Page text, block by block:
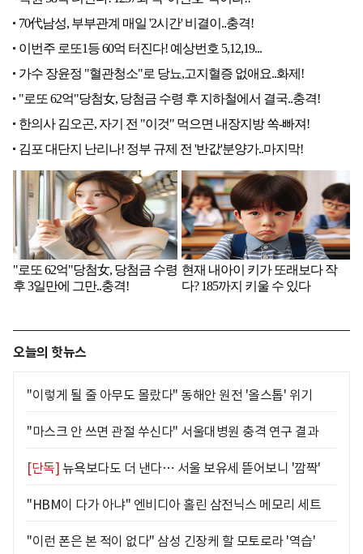
오늘의 핫뉴스
"이렇게 될 줄 아무도 몰랐다" 동해안 원전 '올스톱' 위기
"마스크 안 쓰면 관절 쑤신다" 서울대병원 충격 연구 결과
[단독] 뉴욕보다도 더 낸다… 서울 보유세 뜯어보니 '깜짝'
"HBM이 다가 아냐" 엔비디아 홀린 삼전닉스 메모리 세트
"이런 폰은 본 적이 없다" 삼성 긴장케 할 모토로라 '역습'